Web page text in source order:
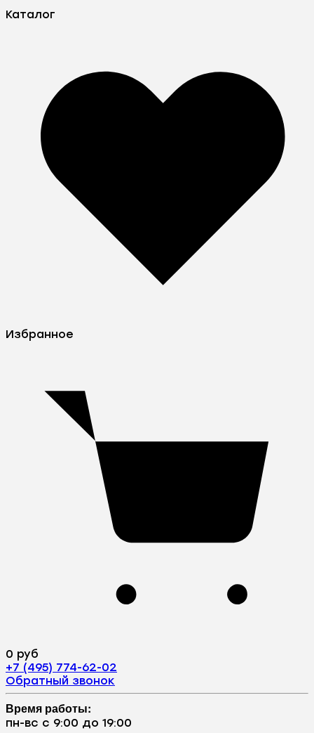
Каталог
Избранное
0 руб
+7 (495) 774-62-02
Обратный звонок
Время работы:
пн-вс с 9:00 до 19:00